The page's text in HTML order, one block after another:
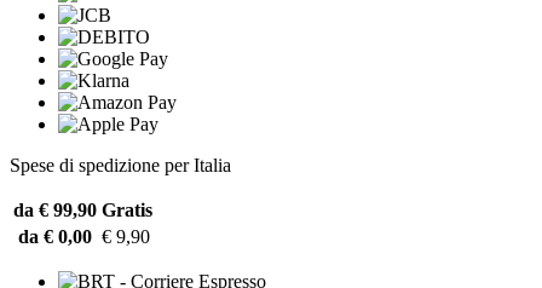
Spese di spedizione per Italia
da € 99,90 Gratis
da € 0,00 € 9,90